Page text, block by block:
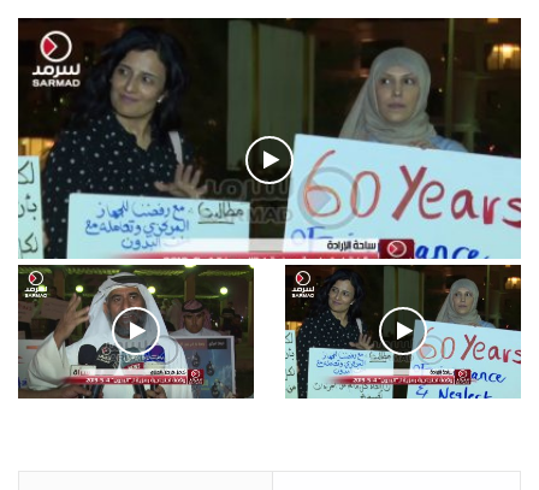
فيديو
.وقفة احتجاجية رمزية لـ”#البدون” في ساحة الإرادة 4-5-2019.
الأحد 5 مايو 2019
5-2019.
نبيع مخدرات يعني ولا خمر؟!.